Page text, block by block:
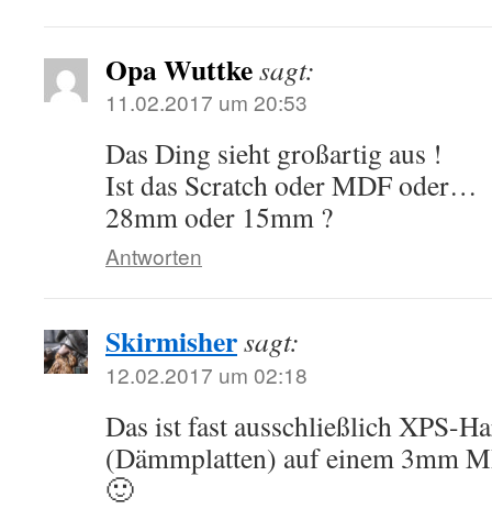
Opa Wuttkesagt:
11.02.2017 um 20:53
Das Ding sieht großartig aus !
Ist das Scratch oder MDF oder…
28mm oder 15mm ?
Antworten
Skirmishersagt:
12.02.2017 um 02:18
Das ist fast ausschließlich XPS-
(Dämmplatten) auf einem 3mm
🙂